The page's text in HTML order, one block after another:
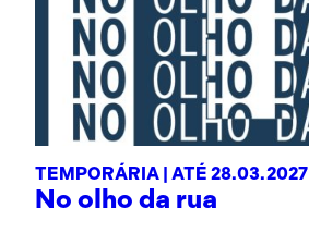
TEMPORÁRIA | ATÉ 28.03.2027
No olho da rua